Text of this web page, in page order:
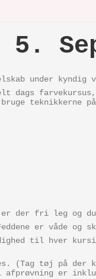
under kyndig
dags
teknikkerne
er der fri leg og
er våde og
til hver
(Tag tøj på der
afprøvning er